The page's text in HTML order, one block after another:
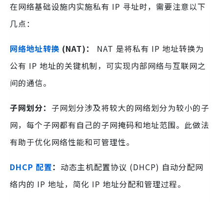
在网络基础设施内实施私有 IP 寻址时，需要注意以下
几点：
网络地址转换 (NAT)：
NAT 是将私有 IP 地址转换为
公有 IP 地址的关键机制，可实现内部网络与互联网之
间的通信。
子网划分： 子网划分涉及将较大的网络划分为较小的子
网，每个子网都有自己的子网掩码和地址范围。此做法
有助于优化网络性能和可管理性。
DHCP 配置： 动态主机配置协议 (DHCP) 自动分配网
络内的 IP 地址，简化 IP 地址分配和管理过程。